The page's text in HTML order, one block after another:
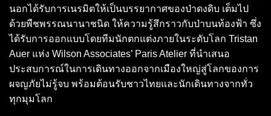
นอกได้รับการเนรมิตให้เป็นบรรยากาศของป่าดงดิบ เต็มไป
ด้วยพืชพรรณนานาชนิด ให้ความรู้สึกราวกับป่าบนท้องฟ้า ซึ่ง
ได้รับการออกแบบโดยทีมนักตกแต่งภายในระดับโลก Tristan
Auer แห่ง Wilson Associates’ Paris Atelier ที่นำเสนอ
ประสบการณ์ในการเดินทางออกจากเมืองใหญ่สู่โลกของการ
ผจญภัยไม่รู้จบ พร้อมต้อนรับชาวไทยและนักเดินทางจากทั่ว
ทุกมุมโลก